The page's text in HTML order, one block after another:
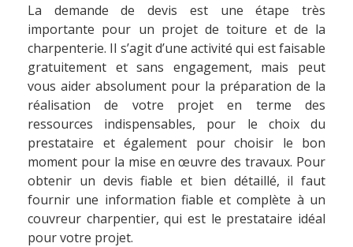
La demande de devis est une étape très
importante pour un projet de toiture et de la
charpenterie. Il s’agit d’une activité qui est faisable
gratuitement et sans engagement, mais peut
vous aider absolument pour la préparation de la
réalisation de votre projet en terme des
ressources indispensables, pour le choix du
prestataire et également pour choisir le bon
moment pour la mise en œuvre des travaux. Pour
obtenir un devis fiable et bien détaillé, il faut
fournir une information fiable et complète à un
couvreur charpentier, qui est le prestataire idéal
pour votre projet.